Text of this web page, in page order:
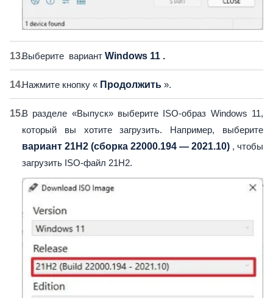
Выберите вариант Windows 11 .
Нажмите кнопку « Продолжить ».
В разделе «Выпуск» выберите ISO-образ Windows 11,
который вы хотите загрузить. Например, выберите
вариант 21H2 (сборка 22000.194 — 2021.10) , чтобы
загрузить ISO-файл 21H2.